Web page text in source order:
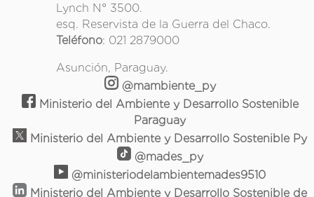
Lynch N° 3500.
esq. Reservista de la Guerra del Chaco.
Teléfono: 021 2879000
Asunción, Paraguay.
@mambiente_py
Ministerio del Ambiente y Desarrollo Sostenible
Paraguay
Ministerio del Ambiente y Desarrollo Sostenible Py
@mades_py
@ministeriodelambientemades9510
Ministerio del Ambiente y Desarrollo Sostenible de